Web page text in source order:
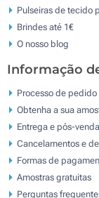
Pulseiras de tecido
Brindes até 1€
O nosso blog
Informação
Processo de pedido
Obtenha a sua
Entrega e pós-venda
Cancelamentos e
Formas de
Amostras gratuitas
Perguntas